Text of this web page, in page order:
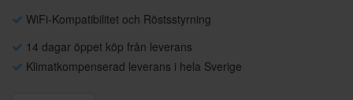
WiFi-Kompatibilitet och Röstsstyrning
14 dagar öppet köp från leverans
Klimatkompenserad leverans i hela Sverige